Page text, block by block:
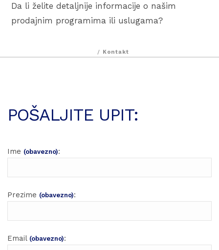
Da li želite detaljnije informacije o našim
prodajnim programima ili uslugama?
/ Kontakt
POŠALJITE UPIT:
Ime (obavezno):
Prezime (obavezno):
Email (obavezno):